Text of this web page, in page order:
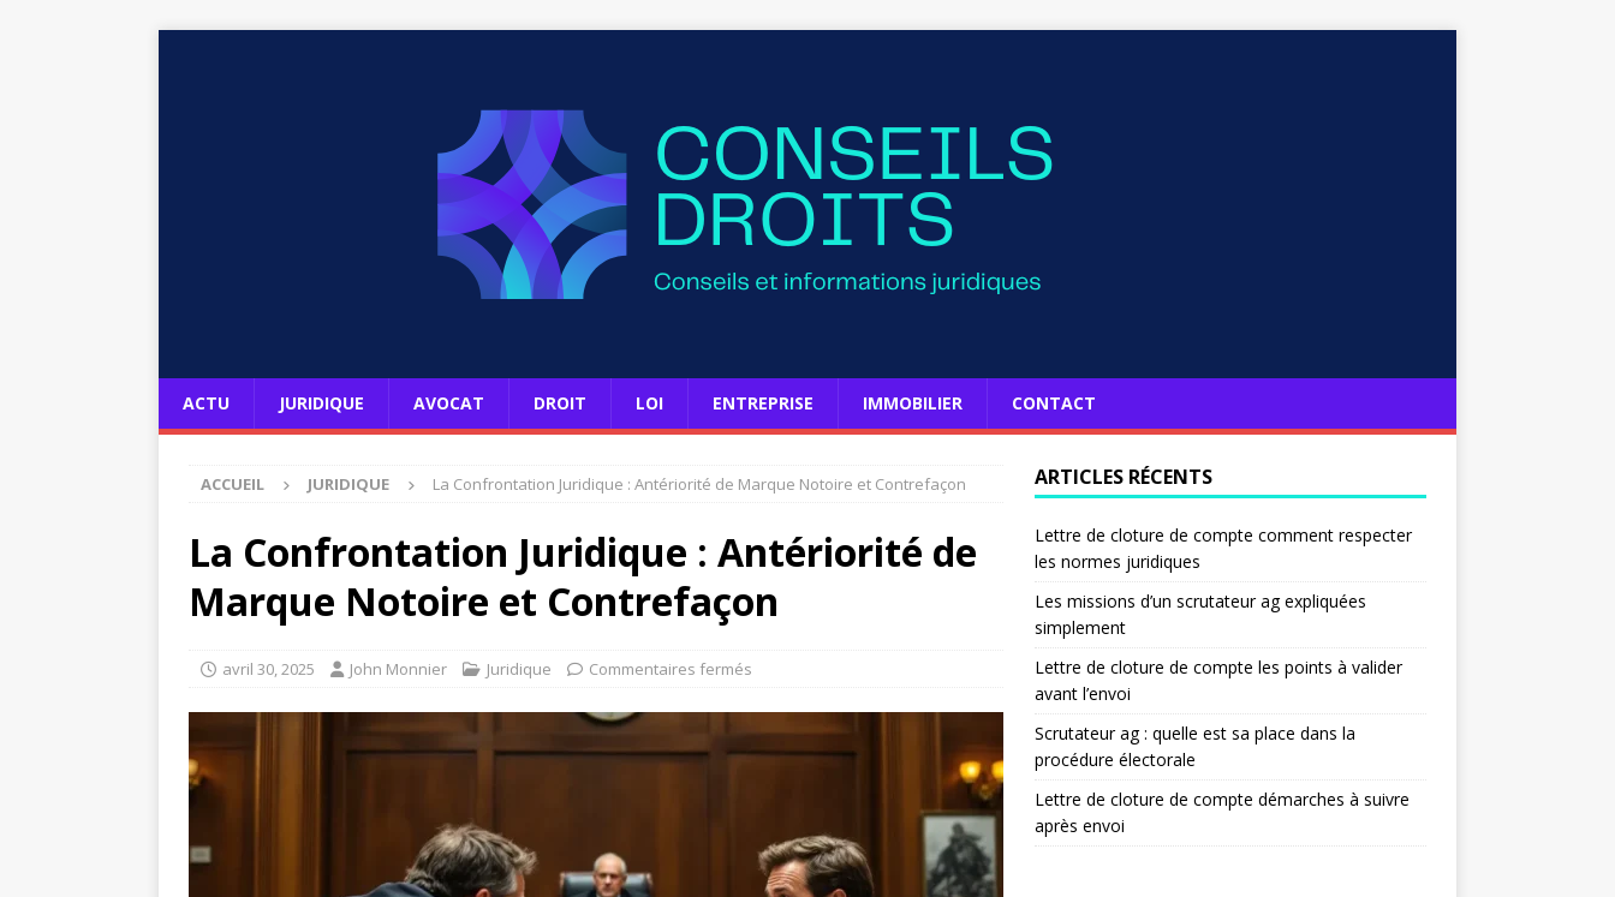
ACTU JURIDIQUE AVOCAT DROIT LOI ENTREPRISE IMMOBILIER CONTACT
ACCUEIL JURIDIQUE La Confrontation Juridique : Antériorité de Marque Notoire et Contrefaçon
La Confrontation Juridique : Antériorité de
Marque Notoire et Contrefaçon
avril 30, 2025 John Monnier Juridique Commentaires fermés
ARTICLES RÉCENTS
Lettre de cloture de compte comment respecter
les normes juridiques
Les missions d’un scrutateur ag expliquées
simplement
Lettre de cloture de compte les points à valider
avant l’envoi
Scrutateur ag : quelle est sa place dans la
procédure électorale
Lettre de cloture de compte démarches à suivre
après envoi